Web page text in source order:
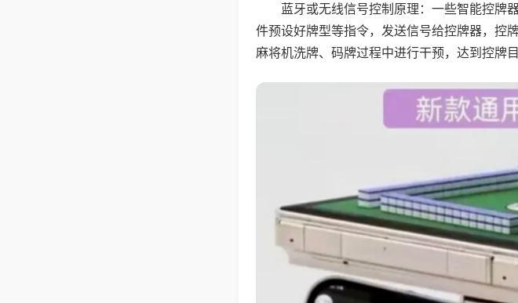
蓝牙或无线信号控制原理：一些智能控牌
件预设好牌型等指令，发送信号给控牌器，控
麻将机洗牌、码牌过程中进行干预，达到控牌目